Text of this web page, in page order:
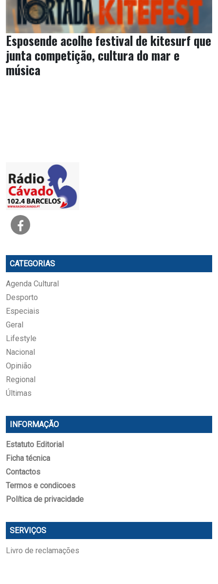
Esposende acolhe festival de kitesurf que
junta competição, cultura do mar e
música
CATEGORIAS
Agenda Cultural
Desporto
Especiais
Geral
Lifestyle
Nacional
Opinião
Regional
Últimas
INFORMAÇÃO
Estatuto Editorial
Ficha técnica
Contactos
Termos e condicoes
Política de privacidade
SERVIÇOS
Livro de reclamações